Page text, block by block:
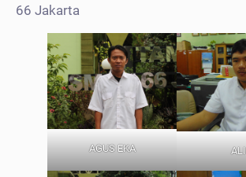
66 Jakarta
AGUS EKA